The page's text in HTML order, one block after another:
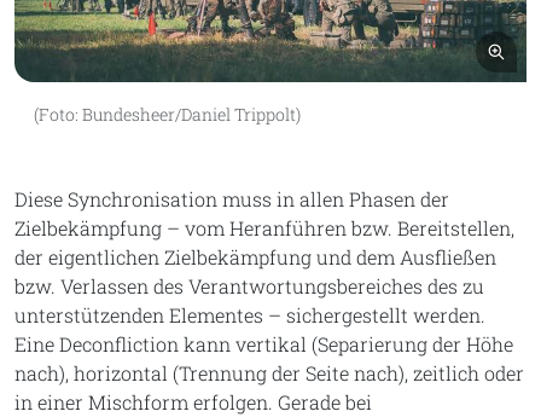
(Foto: Bundesheer/Daniel Trippolt)
Diese Synchronisation muss in allen Phasen der
Zielbekämpfung – vom Heranführen bzw. Bereitstellen,
der eigentlichen Zielbekämpfung und dem Ausfließen
bzw. Verlassen des Verantwortungsbereiches des zu
unterstützenden Elementes – sichergestellt werden.
Eine Deconfliction kann vertikal (Separierung der Höhe
nach), horizontal (Trennung der Seite nach), zeitlich oder
in einer Mischform erfolgen. Gerade bei